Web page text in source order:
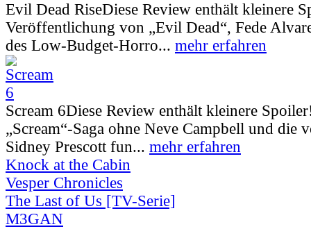
Evil Dead RiseDiese Review enthält kleinere
Veröffentlichung von „Evil Dead“, Fede
des Low-Budget-Horro... mehr erfahren
Scream 6Diese Review enthält kleinere
„Scream“-Saga ohne Neve Campbell und die
Sidney Prescott fun... mehr erfahren
Knock at the Cabin
Vesper Chronicles
The Last of Us [TV-Serie]
M3GAN